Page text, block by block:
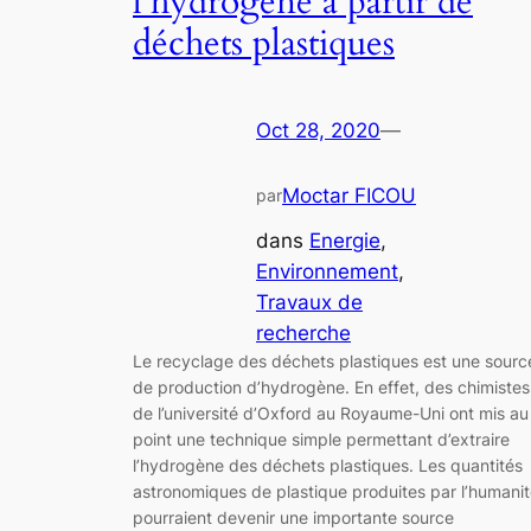
déchets plastiques
Oct 28, 2020—
parMoctar FICOU
dans Energie
Environnement
Travaux de
recherche
Le recyclage des déchets plastiques est une
de production d’hydrogène. En effet, des chimistes
de l’université d’Oxford au Royaume-Uni ont mis au
point une technique simple permettant d’extraire
l’hydrogène des déchets plastiques. Les quantités
astronomiques de plastique produites par
pourraient devenir une importante source